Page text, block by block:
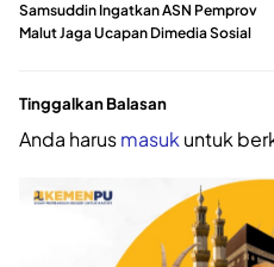
Samsuddin Ingatkan ASN Pemprov
Malut Jaga Ucapan Dimedia Sosial
Tinggalkan Balasan
Anda harusmasuk untuk